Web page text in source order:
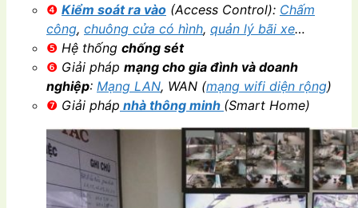
❹ Kiểm soát ra vào (Access Control): Chấm
công, chuông cửa có hình, quản lý bãi xe…
❺ Hệ thống chống sét
❻ Giải pháp mạng cho gia đình và doanh
nghiệp: Mạng LAN, WAN (mạng wifi diện rộng)
❼ Giải pháp nhà thông minh (Smart Home)